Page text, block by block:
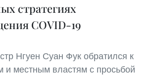
стратегиях
COVID-19
Нгуен Суан Фук обратился к
и местным властям с просьбой